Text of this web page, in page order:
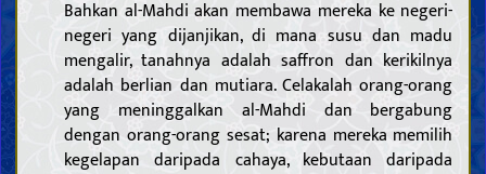
Bahkan al-Mahdi akan membawa mereka ke negeri-
negeri yang dijanjikan, di mana susu dan madu
mengalir, tanahnya adalah saffron dan kerikilnya
adalah berlian dan mutiara. Celakalah orang-orang
yang meninggalkan al-Mahdi dan bergabung
dengan orang-orang sesat; karena mereka memilih
kegelapan daripada cahaya, kebutaan daripada